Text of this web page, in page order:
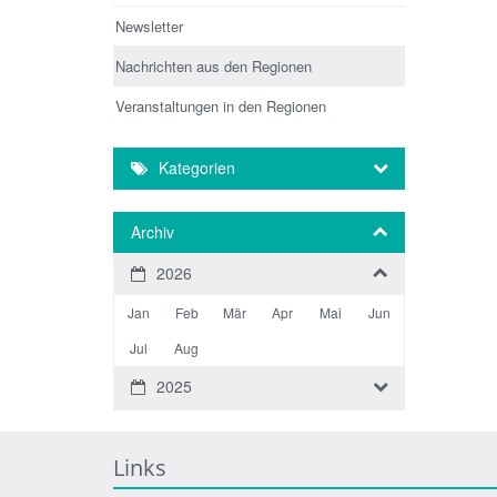
Newsletter
Nachrichten aus den Regionen
Veranstaltungen in den Regionen
Kategorien
Archiv
2026
Jan Feb Mär Apr Mai
Jun
Jul
Aug
2025
Links